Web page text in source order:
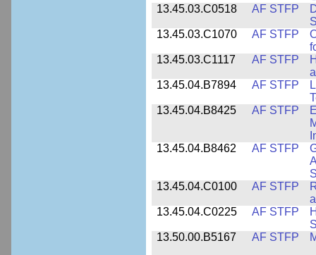
13.45.03.C0518
AF STFP
13.45.03.C1070
AF STFP
13.45.03.C1117
AF STFP
13.45.04.B7894
AF STFP
13.45.04.B8425
AF STFP
13.45.04.B8462
AF STFP
13.45.04.C0100
AF STFP
13.45.04.C0225
AF STFP
13.50.00.B5167
AF STFP